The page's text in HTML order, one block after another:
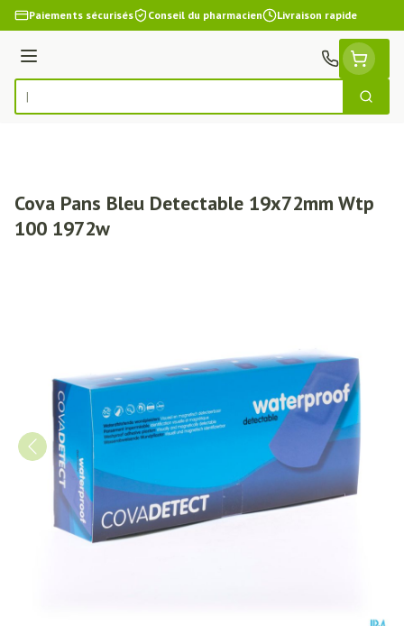
Aller au contenu
Paiements sécurisés Conseil du pharmacien Livraison rapide
Menu
Rechercher
Cova Pans Bleu Detectable 19x72mm Wtp
100 1972w